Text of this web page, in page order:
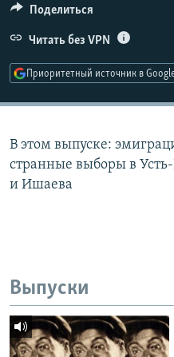
Поделиться
Читать без VPN
Приоритетный источник в
В этом выпуске:
странные выборы в
и Ишаева
Выпуски